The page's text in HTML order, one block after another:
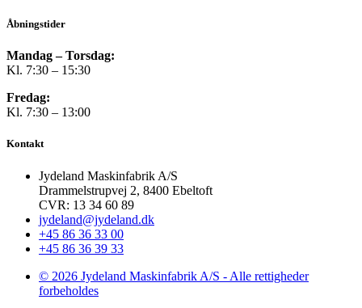
Åbningstider
Mandag – Torsdag:
Kl. 7:30 – 15:30
Fredag:
Kl. 7:30 – 13:00
Kontakt
Jydeland Maskinfabrik A/S
Drammelstrupvej 2, 8400 Ebeltoft
CVR: 13 34 60 89
jydeland@jydeland.dk
+45 86 36 33 00
+45 86 36 39 33
© 2026 Jydeland Maskinfabrik A/S - Alle rettigheder
forbeholdes